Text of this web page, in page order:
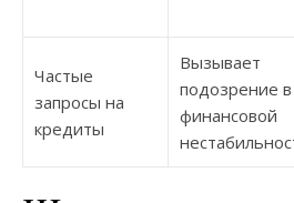
Частые
запросы на
кредиты
Вызывает
подозрение в
финансовой